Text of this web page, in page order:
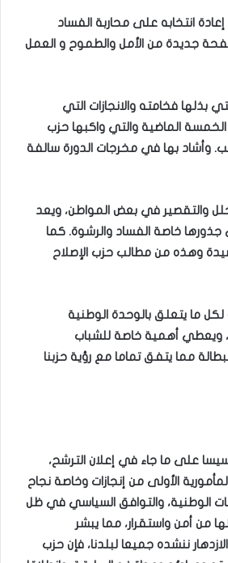
انتخابه على محاربة الفساد
صفحة جديدة من الأمل والطموح و العمل
بذلها فخامته والانجازات التي
الماضية والتي واكبها حزب
وأشاد بها في مخرجات الدورة سالفة
والتقصير في بعض المواطن، ويعد
جذورها خاصة الفساد والرشوة. كما
وهذه من مطالب حزب الإصلاح
لكل ما يتعلق بالوحدة الوطنية
ويعطي أهمية خاصة للشباب
مما يتفق تماما مع رؤية حزبنا
على ما جاء في إعلان الترشح،
الأولى من إنجازات وخاصة نجاح
الوطنية، والتوافق السياسي في ظل
من أمن واستقرار، مما يبشر
ننشده جميعا لبلدنا، فإن حزب